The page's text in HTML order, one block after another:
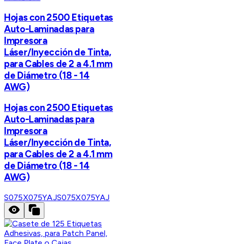
Hojas con 2500 Etiquetas
Auto-Laminadas para
Impresora
Láser/Inyección de Tinta,
para Cables de 2 a 4.1 mm
de Diámetro (18 - 14
AWG)
Hojas con 2500 Etiquetas
Auto-Laminadas para
Impresora
Láser/Inyección de Tinta,
para Cables de 2 a 4.1 mm
de Diámetro (18 - 14
AWG)
S075X075YAJS075X075YAJ